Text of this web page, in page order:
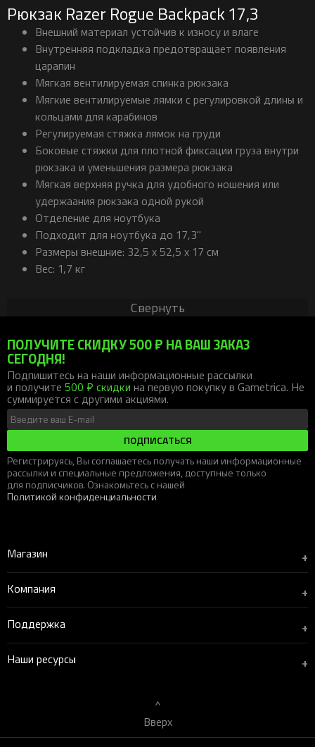
Рюкзак Razer Rogue Backpack 17,3
Внешний материал устойчив к износу и влаге
Внутренняя подкладка предотвращает появления
царапин
Мягкая вентилируемая спинка рюкзака
Мягкие вентилируемые лямки с регулировкой длины и
кольцами для карабинов
Регулируемая стяжка лямок на груди
Боковые стяжки для плотной фиксации груза внутри
рюкзака и уменьшения размера рюкзака
Мягкая верхняя ручка для удобного ношения или
удержаания рюкзака одной рукой
Отделение для ноутбука
Подходит для ноутбука до 17,3"
Размеры внешние: 32,5 x 52,5 x 17 см
Вес: 1,7 кг
Свернуть
ПОЛУЧИТЕ СКИДКУ 500 ₽ НА ВАШ ЗАКАЗ
СЕГОДНЯ!
Подпишитесь на наши информационные рассылки
и получите 500 ₽ скидки на первую покупку в Gametrica. Не
суммируется с другими акциями.
ПОДПИСАТЬСЯ
Регистрируясь, Вы соглашаетесь получать наши информационные
рассылки и специальные предложения, доступные только
для подписчиков. Ознакомьтесь с нашей
Политикой конфиденциальности
Магазин +
Компания +
Поддержка +
Наши ресурсы +
Вверх